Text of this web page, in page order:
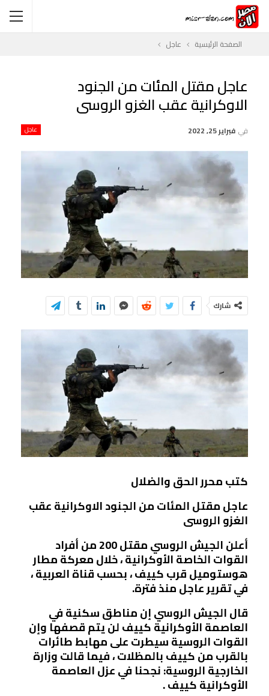
الصفحة الرئيسية عاجل
عاجل مقتل المئات من الجنود
الاوكرانية عقب الغزو الروسى
عاجل في فبراير 25, 2022
شارك
كتب محرر الحق والضلال
عاجل مقتل المئات من الجنود الاوكرانية عقب
الغزو الروسى
أعلن الجيش الروسي مقتل 200 من أفراد
القوات الخاصة الأوكرانية ، خلال معركة مطار
هوستوميل قرب كييف ، بحسب قناة العربية ،
في تقرير عاجل منذ فترة.
قال الجيش الروسي إن مناطق سكنية في
العاصمة الأوكرانية كييف لن يتم قصفها وإن
القوات الروسية سيطرت على مهابط طائرات
بالقرب من كييف بالمظلات ، فيما قالت وزارة
الخارجية الروسية: نجحنا في عزل العاصمة
الأوكرانية كييف .